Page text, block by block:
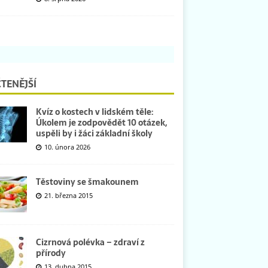
Kvíz o kostech v lidském těle:
Úkolem je zodpovědět 10 otázek,
uspěli by i žáci základní školy
10. února 2026
Těstoviny se šmakounem
21. března 2015
Cizrnová polévka – zdraví z
přírody